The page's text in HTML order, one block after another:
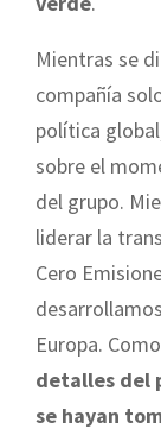
Mientras se
compañía
política
sobre el
del grupo.
liderar la
Cero
Europa.
detalles del
se hayan